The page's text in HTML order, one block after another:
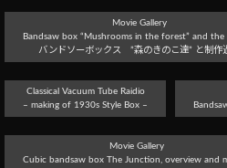
Movie Gallery
Bandsaw box “Mushrooms in the forest” and the
バンドソーボックス ”森のきのこ達” と制作
Classical Vacuum Tube Raidio
– making of 1930s Style Box –
Movie Gallery
Cubic bandsaw box The Junction, overview and